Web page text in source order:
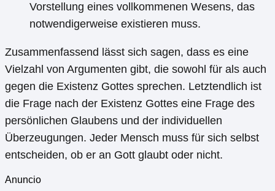
Vorstellung eines vollkommenen Wesens, das
notwendigerweise existieren muss.
Zusammenfassend lässt sich sagen, dass es eine
Vielzahl von Argumenten gibt, die sowohl für als auch
gegen die Existenz Gottes sprechen. Letztendlich ist
die Frage nach der Existenz Gottes eine Frage des
persönlichen Glaubens und der individuellen
Überzeugungen. Jeder Mensch muss für sich selbst
entscheiden, ob er an Gott glaubt oder nicht.
Anuncio